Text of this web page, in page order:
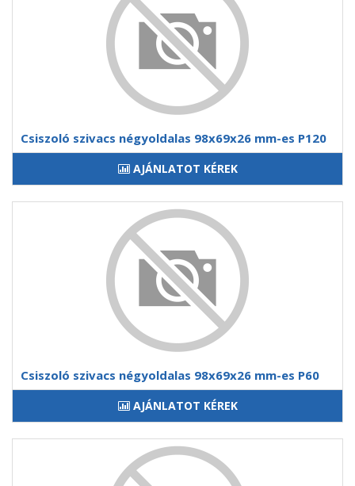
Csiszoló szivacs négyoldalas 98x69x26 mm-es P120
AJÁNLATOT KÉREK
Csiszoló szivacs négyoldalas 98x69x26 mm-es P60
AJÁNLATOT KÉREK